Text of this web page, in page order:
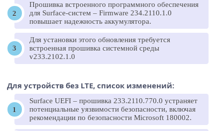
Прошивка встроенного программного обеспечения
для Surface-систем – Firmware 234.2110.1.0
повышает надежность аккумулятора.
Для установки этого обновления требуется
встроенная прошивка системной среды
v233.2102.1.0
Для устройств без LTE, список изменений:
Surface UEFI – прошивка 233.2110.770.0 устраняет
потенциальные уязвимости безопасности, включая
рекомендации по безопасности Microsoft 180002.